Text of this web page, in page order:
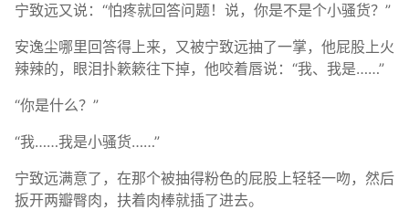
宁致远又说：“怕疼就回答问题！说，你是不是个小骚货？”
安逸尘哪里回答得上来，又被宁致远抽了一掌，他屁股上火
辣辣的，眼泪扑簌簌往下掉，他咬着唇说：“我、我是……”
“你是什么？”
“我……我是小骚货……”
宁致远满意了，在那个被抽得粉色的屁股上轻轻一吻，然后
扳开两瓣臀肉，扶着肉棒就插了进去。